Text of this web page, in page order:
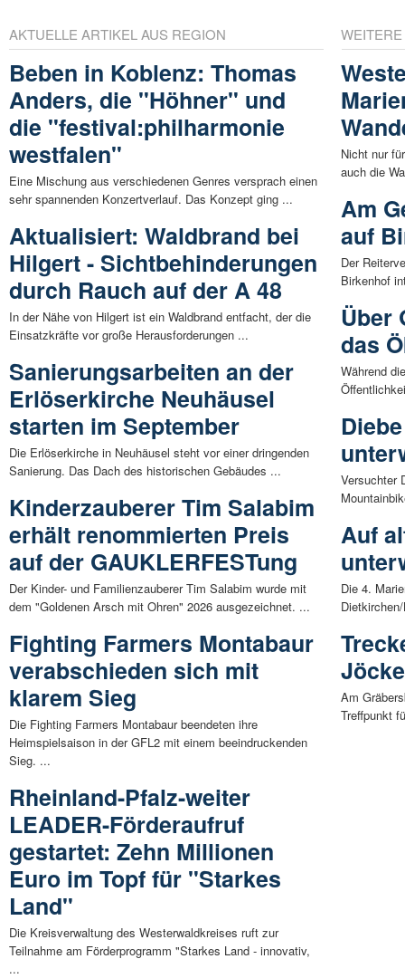
AKTUELLE ARTIKEL AUS REGION
Beben in Koblenz: Thomas
Anders, die "Höhner" und
die "festival:philharmonie
westfalen"
Eine Mischung aus verschiedenen Genres versprach einen
sehr spannenden Konzertverlauf. Das Konzept ging ...
Aktualisiert: Waldbrand bei
Hilgert - Sichtbehinderungen
durch Rauch auf der A 48
In der Nähe von Hilgert ist ein Waldbrand entfacht, der die
Einsatzkräfte vor große Herausforderungen ...
Sanierungsarbeiten an der
Erlöserkirche Neuhäusel
starten im September
Die Erlöserkirche in Neuhäusel steht vor einer dringenden
Sanierung. Das Dach des historischen Gebäudes ...
Kinderzauberer Tim Salabim
erhält renommierten Preis
auf der GAUKLERFESTung
Der Kinder- und Familienzauberer Tim Salabim wurde mit
dem "Goldenen Arsch mit Ohren" 2026 ausgezeichnet. ...
Fighting Farmers Montabaur
verabschieden sich mit
klarem Sieg
Die Fighting Farmers Montabaur beendeten ihre
Heimspielsaison in der GFL2 mit einem beeindruckenden
Sieg. ...
Rheinland-Pfalz-weiter
LEADER-Förderaufruf
gestartet: Zehn Millionen
Euro im Topf für "Starkes
Land"
Die Kreisverwaltung des Westerwaldkreises ruft zur
Teilnahme am Förderprogramm "Starkes Land - innovativ,
...
Nicht nur
auch die
Am
auf
Der
Birkenhof
Über
das
Während
Versuchter
Auf
Die 4.
Am
Treffpunkt